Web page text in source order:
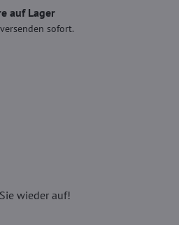
auf Lager
sofort.
wieder auf!